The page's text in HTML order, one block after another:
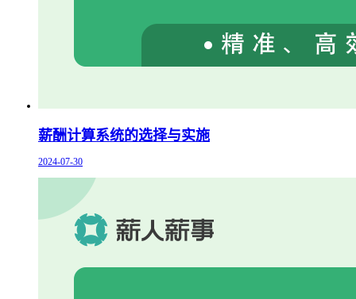
薪酬计算系统的选择与实施
2024-07-30